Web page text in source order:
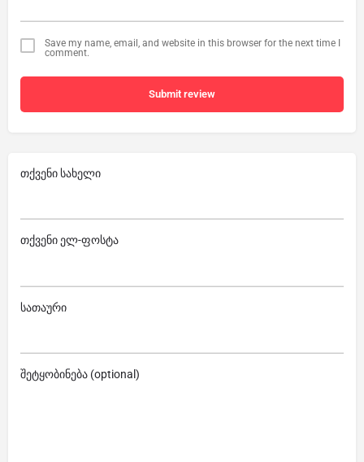
Save my name, email, and website in this browser for the next time I
comment.
Submit review
თქვენი სახელი
თქვენი ელ-ფოსტა
სათაური
შეტყობინება (optional)